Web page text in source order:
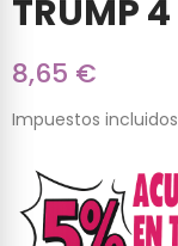
TRUMP 4
8,65 €
Impuestos incluidos